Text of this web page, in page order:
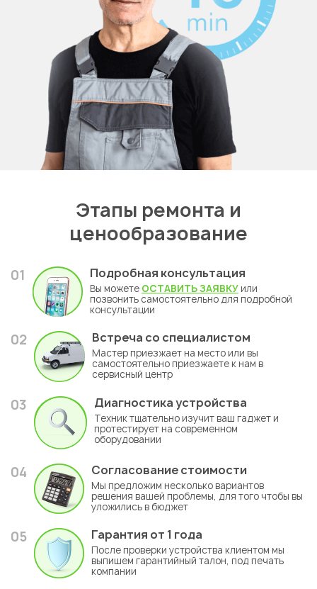
Этапы ремонта и
ценообразование
01 Подробная консультация
Вы можете ОСТАВИТЬ ЗАЯВКУ или
позвонить самостоятельно для подробной
консультации
02 Встреча со специалистом
Мастер приезжает на место или вы
самостоятельно приезжаете к нам в
сервисный центр
03 Диагностика устройства
Техник тщательно изучит ваш гаджет и
протестирует на современном
оборудовании
04 Согласование стоимости
Мы предложим несколько вариантов
решения вашей проблемы, для того чтобы вы
уложились в бюджет
05 Гарантия от 1 года
После проверки устройства клиентом мы
выпишем гарантийный талон, под печать
компании